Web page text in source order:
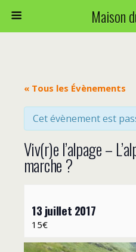
Maison
« Tous les Évènements
Cet évènement est
Viv(r)e l’alpage –
marche ?
13 juillet 2017
15€